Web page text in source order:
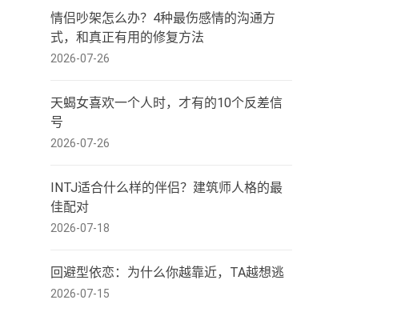
情侣吵架怎么办？4种最伤感情的沟通方
式，和真正有用的修复方法
2026-07-26
天蝎女喜欢一个人时，才有的10个反差信
号
2026-07-26
INTJ适合什么样的伴侣？建筑师人格的最
佳配对
2026-07-18
回避型依恋：为什么你越靠近，TA越想逃
2026-07-15